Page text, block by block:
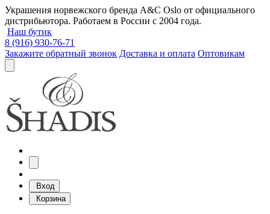
Украшения норвежского бренда A&C Oslo от официального
дистрибьютора. Работаем в России с 2004 года.
Наш бутик
8 (916) 930-76-71
Закажите обратный звонок Доставка и оплата Оптовикам
Вход
Корзина